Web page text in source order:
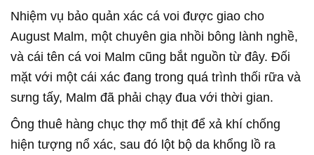
Nhiệm vụ bảo quản xác cá voi được giao cho
August Malm, một chuyên gia nhồi bông lành nghề,
và cái tên cá voi Malm cũng bắt nguồn từ đây. Đối
mặt với một cái xác đang trong quá trình thối rữa và
sưng tấy, Malm đã phải chạy đua với thời gian.
Ông thuê hàng chục thợ mổ thịt để xả khí chống
hiện tượng nổ xác, sau đó lột bộ da khổng lồ ra